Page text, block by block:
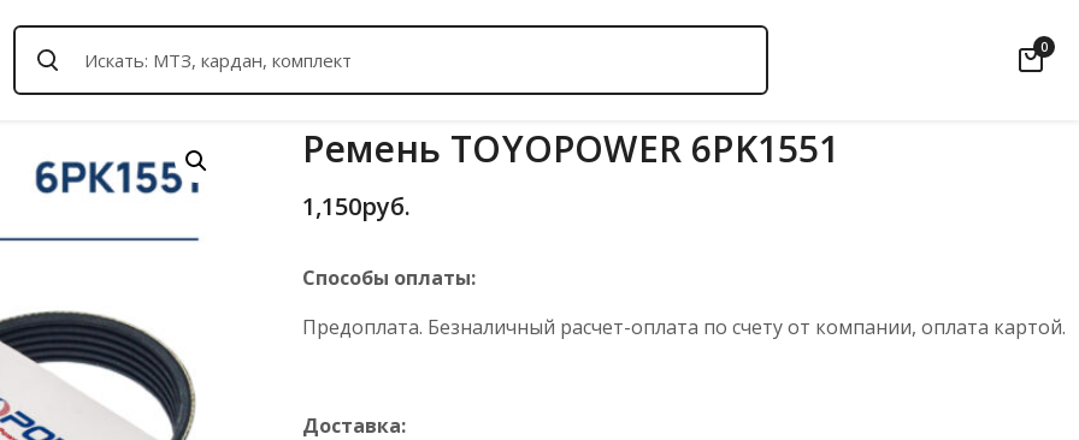
0
Ремень TOYOPOWER 6PK1551
1,150руб.
Способы оплаты:
Предоплата. Безналичный расчет-оплата по счету от компании, оплата картой.
Доставка: